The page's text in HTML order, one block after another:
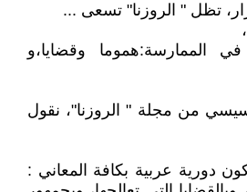
تظل " الروزنا" تسعى ...
الممارسة:هموما وقضايا،و
من مجلة " الروزنا"، نقول
دورية عربية بكافة المعاني :